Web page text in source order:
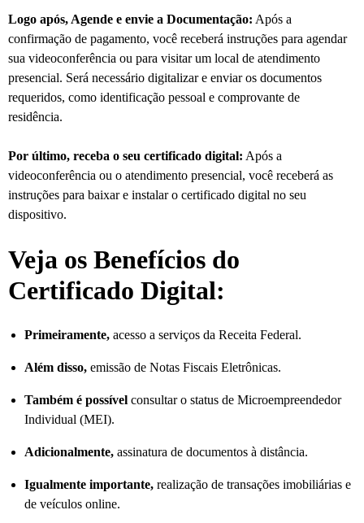
Logo após, Agende e envie a Documentação: Após a
confirmação de pagamento, você receberá instruções para agendar
sua videoconferência ou para visitar um local de atendimento
presencial. Será necessário digitalizar e enviar os documentos
requeridos, como identificação pessoal e comprovante de
residência.
Por último, receba o seu certificado digital: Após a
videoconferência ou o atendimento presencial, você receberá as
instruções para baixar e instalar o certificado digital no seu
dispositivo.
Veja os Benefícios do
Certificado Digital:
Primeiramente, acesso a serviços da Receita Federal.
Além disso, emissão de Notas Fiscais Eletrônicas.
Também é possível consultar o status de Microempreendedor
Individual (MEI).
Adicionalmente, assinatura de documentos à distância.
Igualmente importante, realização de transações imobiliárias e
de veículos online.